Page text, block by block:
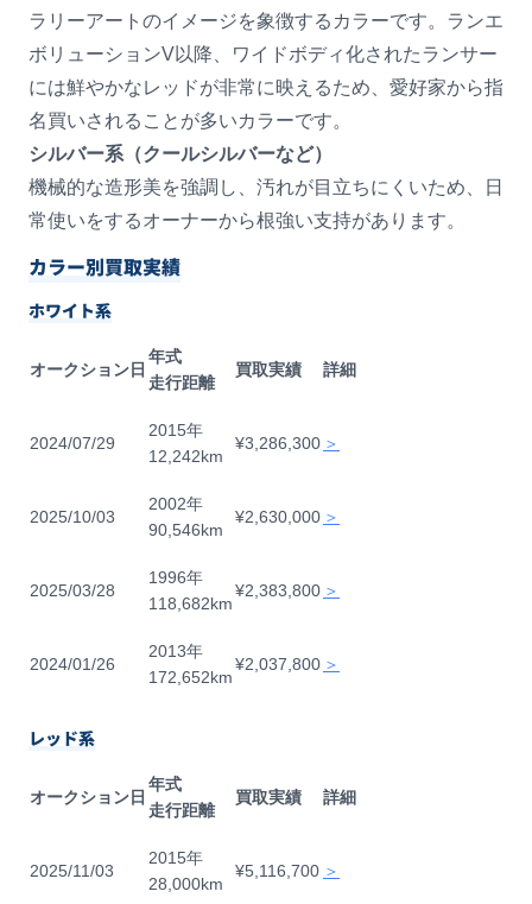
ラリーアートのイメージを象徴するカラーです。ランエ
ボリューションV以降、ワイドボディ化されたランサー
には鮮やかなレッドが非常に映えるため、愛好家から指
名買いされることが多いカラーです。
シルバー系（クールシルバーなど）
機械的な造形美を強調し、汚れが目立ちにくいため、日
常使いをするオーナーから根強い支持があります。
カラー別買取実績
ホワイト系
オークション日
年式
走行距離
買取実績 詳細
2024/07/29
2015年
12,242km
¥3,286,300 ＞
2025/10/03
2002年
90,546km
¥2,630,000 ＞
2025/03/28
1996年
118,682km
¥2,383,800 ＞
2024/01/26
2013年
172,652km
¥2,037,800 ＞
レッド系
オークション日
年式
走行距離
買取実績 詳細
2025/11/03
2015年
28,000km
¥5,116,700 ＞